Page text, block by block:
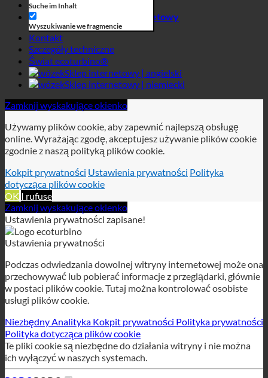
Suche im Inhalt
Wyszukiwanie we fragmencie
Sklep internetowy
Kontakt
Szczegóły techniczne
Świat ecoturbino®
Sklep internetowy | angielski
Sklep internetowy | niemiecki
Zamknij wyskakujące okienko
Używamy plików cookie, aby zapewnić najlepszą obsługę
online. Wyrażając zgodę, akceptujesz używanie plików cookie
zgodnie z naszą polityką plików cookie.
Kokpit prywatnościUstawienia prywatnościPolityka
dotycząca plików cookie
OKI rufuse
Zamknij wyskakujące okienko
Ustawienia prywatności zapisane!
Ustawienia prywatności
Podczas odwiedzania dowolnej witryny internetowej może ona
przechowywać lub pobierać informacje z przeglądarki, głównie
w postaci plików cookie. Tutaj można kontrolować osobiste
usługi plików cookie.
NiezbędnyAnalitykaKokpit prywatnościPolityka prywatności
Polityka dotycząca plików cookie
Te pliki cookie są niezbędne do działania witryny i nie można
ich wyłączyć w naszych systemach.